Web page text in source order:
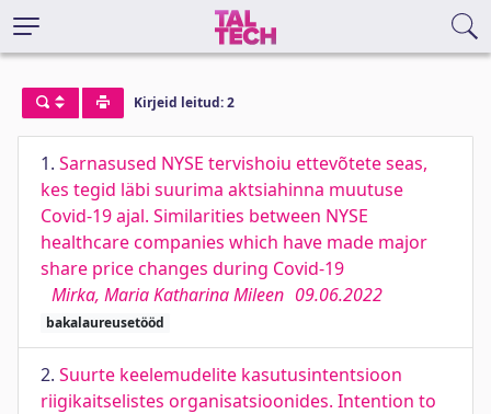
Kirjeid leitud: 2
1. Sarnasused NYSE tervishoiu ettevõtete seas,
kes tegid läbi suurima aktsiahinna muutuse
Covid-19 ajal. Similarities between NYSE
healthcare companies which have made major
share price changes during Covid-19
Mirka, Maria Katharina Mileen 09.06.2022
bakalaureusetööd
2. Suurte keelemudelite kasutusintentsioon
riigikaitselistes organisatsioonides. Intention to